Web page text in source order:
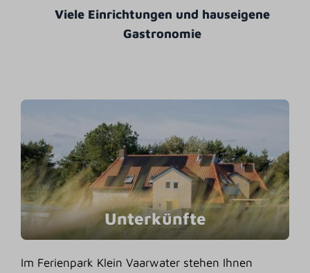
Viele Einrichtungen und hauseigene
Gastronomie
Unterkünfte
Im Ferienpark Klein Vaarwater stehen Ihnen